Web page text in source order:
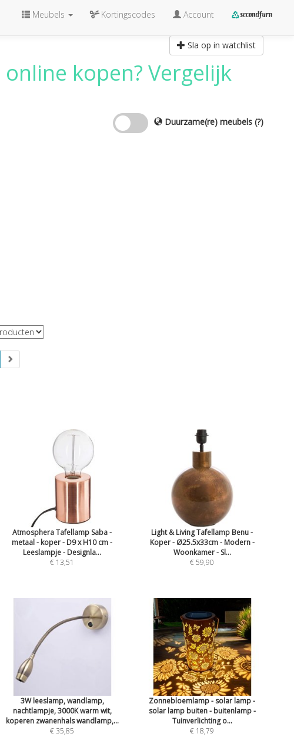
Meubels Kortingscodes Account
Sla op in watchlist
online kopen? Vergelijk
Duurzame(re) meubels (?)
Atmosphera Tafellamp Saba -
metaal - koper - D9 x H10 cm -
Leeslampje - Designla...
€ 13,51
Light & Living Tafellamp Benu -
Koper - Ø25.5x33cm - Modern -
Woonkamer - Sl...
€ 59,90
3W leeslamp, wandlamp,
nachtlampje, 3000K warm wit,
koperen zwanenhals wandlamp,...
€ 35,85
Zonnebloemlamp - solar lamp -
solar lamp buiten - buitenlamp -
Tuinverlichting o...
€ 18,79